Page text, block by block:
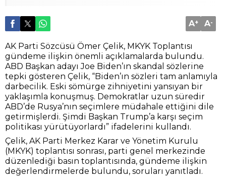
A+ A-
AK Parti Sözcüsü Ömer Çelik, MKYK Toplantısı
gündeme ilişkin önemli açıklamalarda bulundu.
ABD Başkan adayı Joe Biden’ın skandal sözlerine
tepki gösteren Çelik, “Biden’ın sözleri tam anlamıyla
darbecilik. Eski sömürge zihniyetini yansıyan bir
yaklaşımla konuşmuş. Demokratlar uzun süredir
ABD’de Rusya’nın seçimlere müdahale ettiğini dile
getirmişlerdi. Şimdi Başkan Trump’a karşı seçim
politikası yürütüyorlardı” ifadelerini kullandı.
Çelik, AK Parti Merkez Karar ve Yönetim Kurulu
(MKYK) toplantısı sonrası, parti genel merkezinde
düzenlediği basın toplantısında, gündeme ilişkin
değerlendirmelerde bulundu, soruları yanıtladı.